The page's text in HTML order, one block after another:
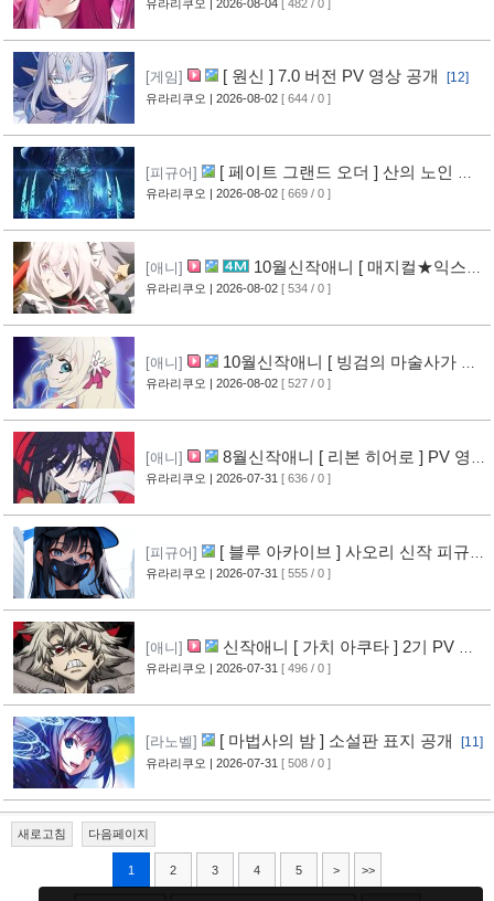
루레이 VOL.2 표지 공개 [8]
유라리쿠오 | 2026-08-04 [ 482 / 0 ]
[게임] [ 원신 ] 7.0 버전 PV 영상 공개 [12]
유라리쿠오 | 2026-08-02 [ 644 / 0 ]
[피규어]
[ 페이트 그랜드 오더 ] 산의 노인 신
작 피규어 공개 [17]
유라리쿠오 | 2026-08-02 [ 669 / 0 ]
[애니]
10월신작애니 [ 매지컬★익스플
로러 ] PV 영상 공개 [12]
유라리쿠오 | 2026-08-02 [ 534 / 0 ]
[애니]
10월신작애니 [ 빙검의 마술사가 세
계를 다스린다 ] 2기 PV 영상 공개
유라리쿠오 | 2026-08-02 [ 527 / 0 ]
[애니]
8월신작애니 [ 리본 히어로 ] PV 영
상 공개
[11]
유라리쿠오 | 2026-07-31 [ 636 / 0 ]
[피규어]
[ 블루 아카이브 ] 사오리 신작 피규어
공개 [10]
유라리쿠오 | 2026-07-31 [ 555 / 0 ]
[애니]
신작애니 [ 가치 아쿠타 ] 2기 PV 영
상 공개
[13]
유라리쿠오 | 2026-07-31 [ 496 / 0 ]
[라노벨] [ 마법사의 밤 ] 소설판 표지 공개 [11]
유라리쿠오 | 2026-07-31 [ 508 / 0 ]
새로고침 다음페이지
1 2 3 4 5 > >>